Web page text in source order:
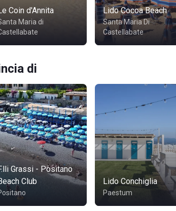
Coin d'Annita
Maria di
Lido Cocoa Beach
Santa Maria Di
Castellabate
di
Grassi - Positano
Club
Lido Conchiglia
Paestum